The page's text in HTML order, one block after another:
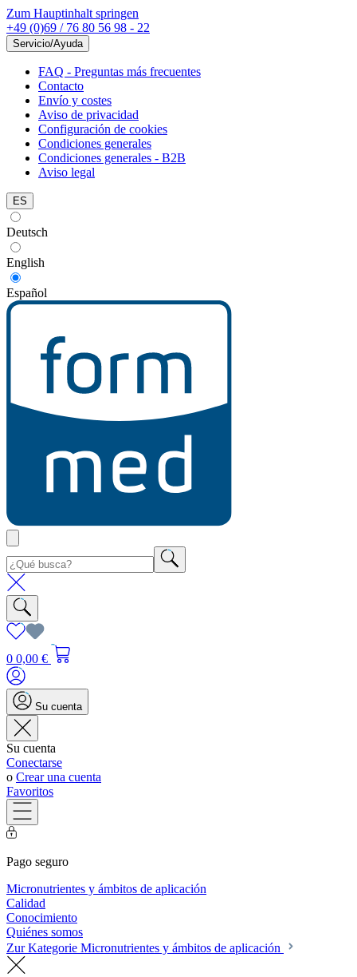
Zum Hauptinhalt springen
+49 (0)69 / 76 80 56 98 - 22
Servicio/Ayuda
FAQ - Preguntas más frecuentes
Contacto
Envío y costes
Aviso de privacidad
Configuración de cookies
Condiciones generales
Condiciones generales - B2B
Aviso legal
ES
Deutsch
English
Español
0 0,00 €
Su cuenta
Su cuenta
Conectarse
o Crear una cuenta
Favoritos
Pago seguro
Micronutrientes y ámbitos de aplicación
Calidad
Conocimiento
Quiénes somos
Zur Kategorie Micronutrientes y ámbitos de aplicación